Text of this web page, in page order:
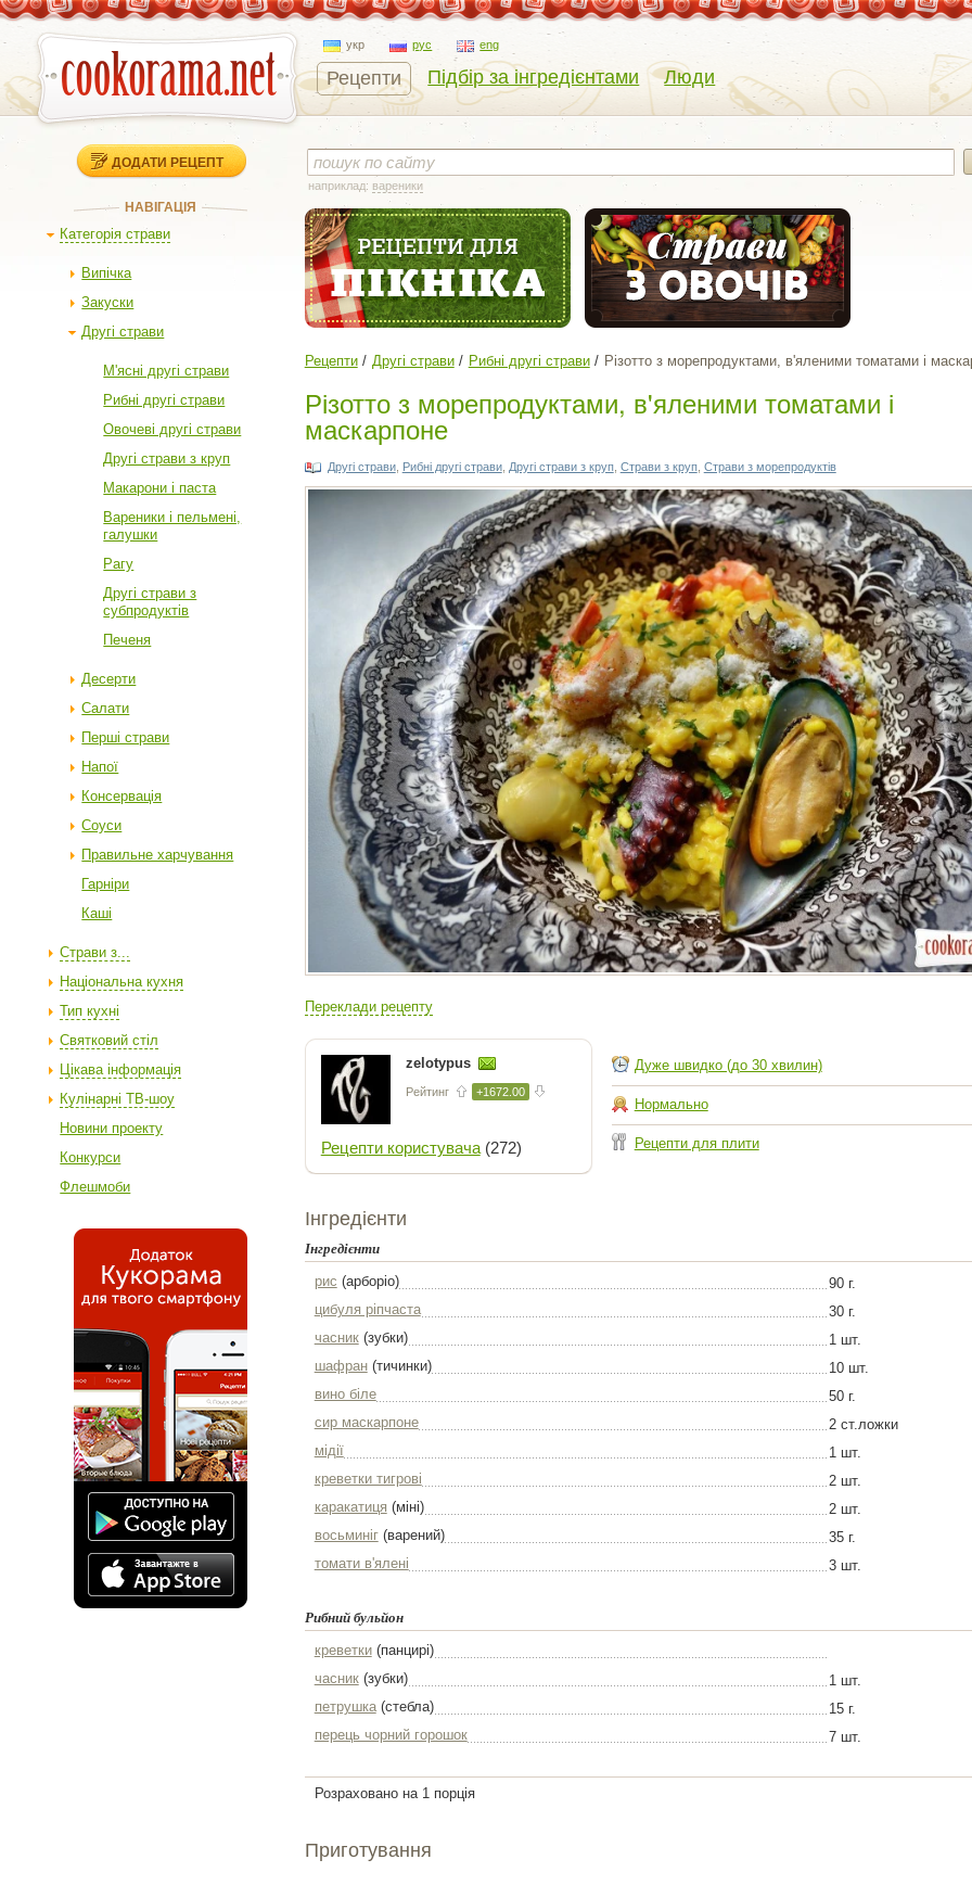
укр рус eng
Рецепти Підбір за інгредієнтами Люди
ДОДАТИ РЕЦЕПТ
НАВІГАЦІЯ
Категорія страви
Випічка
Закуски
Другі страви
М'ясні другі страви
Рибні другі страви
Овочеві другі страви
Другі страви з круп
Макарони і паста
Вареники і пельмені,
галушки
Рагу
Другі страви з
субпродуктів
Печеня
Десерти
Салати
Перші страви
Напої
Консервація
Соуси
Правильне харчування
Гарніри
Каші
Страви з...
Національна кухня
Тип кухні
Святковий стіл
Цікава інформація
Кулінарні ТВ-шоу
Новини проекту
Конкурси
Флешмоби
наприклад: вареники
Рецепти Другі страви Рибні другі страви Різотто з морепродуктами, в'яленими томатами і
Різотто з морепродуктами, в'яленими томатами і
маскарпоне
Другі страви, Рибні другі страви, Другі страви з круп, Страви з круп, Страви з морепродуктів
Переклади рецепту
zelotypus
Рейтинг +1672.00
Рецепти користувача(272)
Дуже швидко (до 30 хвилин)
Нормально
Рецепти для плити
Інгредієнти
Інгредієнти
рис (арборіо)
90 г.
цибуля ріпчаста
30 г.
часник(зубки)
1 шт.
шафран(тичинки)
10 шт.
вино біле
50 г.
сир маскарпоне
2 ст.ложки
мідії
1 шт.
креветки тигрові
2 шт.
каракатиця (міні)
2 шт.
восьминіг(варений)
35 г.
томати в'ялені
3 шт.
Рибний бульйон
креветки(панцирі)
часник(зубки)
1 шт.
петрушка(стебла)
15 г.
перець чорний горошок
7 шт.
Розраховано на 1 порція
Приготування